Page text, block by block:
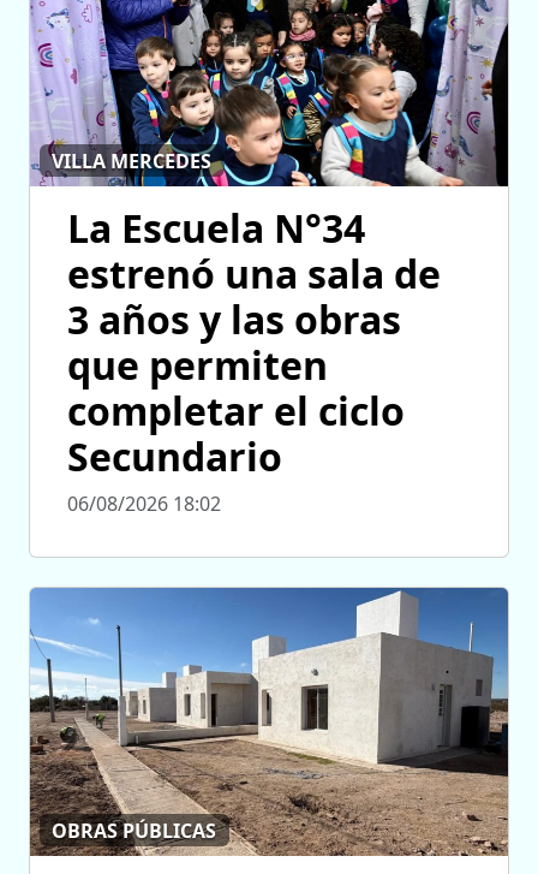
VILLA MERCEDES
La Escuela N°34
estrenó una sala de
3 años y las obras
que permiten
completar el ciclo
Secundario
06/08/2026 18:02
OBRAS PÚBLICAS